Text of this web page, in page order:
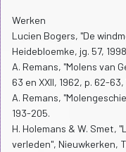
Werken
Lucien Bogers, "De
Heidebloemke, jg. 57,
A. Remans, "Molens van
63 en XXII, 1962, p. 62-
A. Remans,
193-205.
H. Holemans & W. Smet,
verleden", Nieuwkerken,